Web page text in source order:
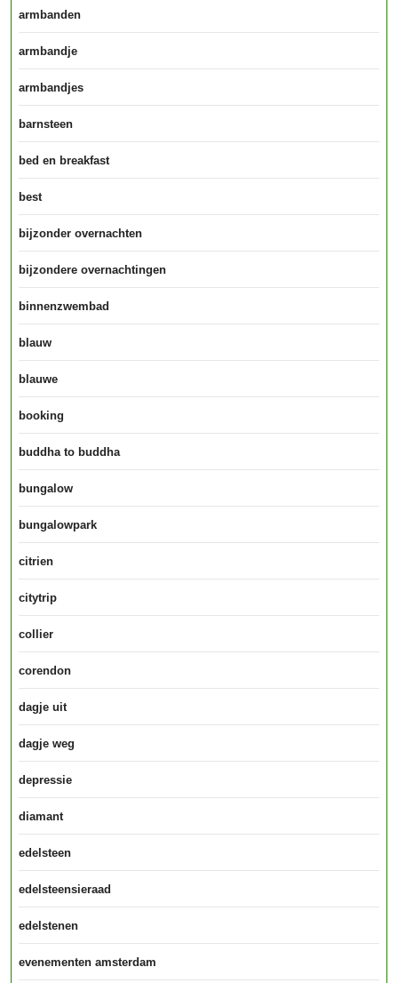
armbanden
armbandje
armbandjes
barnsteen
bed en breakfast
best
bijzonder overnachten
bijzondere overnachtingen
binnenzwembad
blauw
blauwe
booking
buddha to buddha
bungalow
bungalowpark
citrien
citytrip
collier
corendon
dagje uit
dagje weg
depressie
diamant
edelsteen
edelsteensieraad
edelstenen
evenementen amsterdam